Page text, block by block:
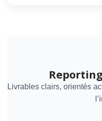
Livrables clairs, orientés